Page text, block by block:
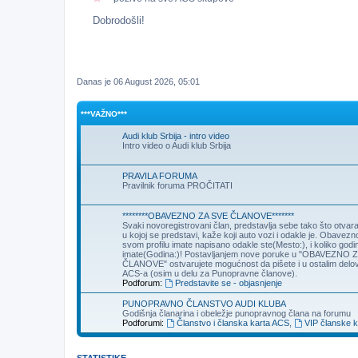
Dobrodošli!
Danas je 06 August 2026, 05:01
***VAŽNO***
Audi klub Srbija - intro video
Intro video o Audi klub Srbija
PRAVILA FORUMA
Pravilnik foruma PROČITATI
********OBAVEZNO ZA SVE ČLANOVE*******
Svaki novoregistrovani član, predstavlja sebe tako što
u kojoj se predstavi, kaže koji auto vozi i odakle je.
svom profilu imate napisano odakle ste(Mesto:), i koliko
imate(Godina:)! Postavljanjem nove poruke u "OBAVEZNO
ČLANOVE" ostvarujete mogućnost da pišete i u ostalim
ACS-a (osim u delu za Punopravne članove).
Podforum:
Predstavite se - objasnjenje
PUNOPRAVNO ČLANSTVO AUDI KLUBA
Godišnja članarina i obeležje punopravnog člana na forumu
Podforumi:
Članstvo i članska karta ACS, VIP članske